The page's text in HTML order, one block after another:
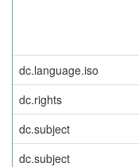
dc.language.iso
dc.rights
dc.subject
dc.subject